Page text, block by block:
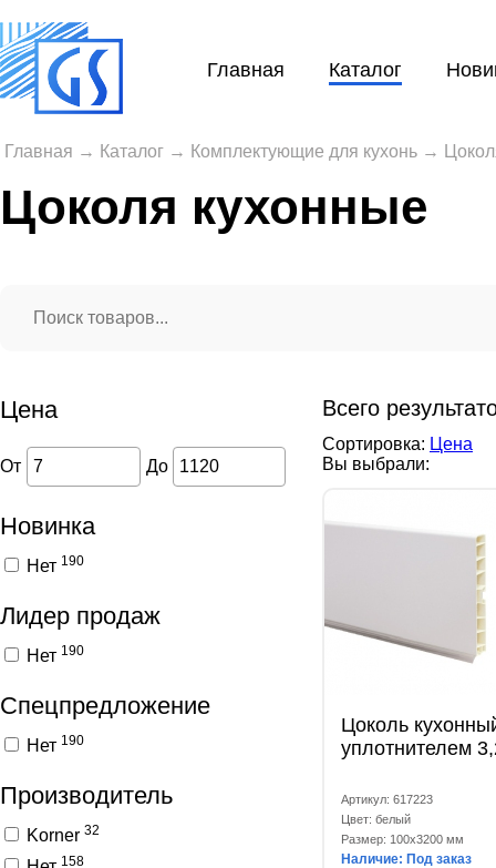
Главная Каталог
Главная → Каталог → Комплектующие для кухонь →
Цоколя кухонные
Цена
От До
Новинка
Нет 190
Лидер продаж
Нет 190
Спецпредложение
Нет 190
Производитель
Korner 32
158
Всего
Сортировка: Цена
Вы выбрали:
Цоколь
уплотнителем
Артикул: 617223
Цвет: белый
Размер: 100x3200 мм
Наличие: Под заказ